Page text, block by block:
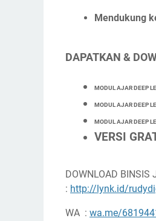
Mendukung
DAPATKAN &
MODUL AJAR DEEP
MODUL AJAR DEEP
MODUL AJAR DEEP
VERSI
DOWNLOAD BINSIS
: http://lynk.id/
WA : wa.me/